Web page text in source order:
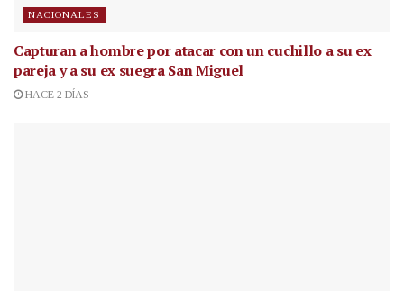
NACIONALES
Capturan a hombre por atacar con un cuchillo a su ex
pareja y a su ex suegra San Miguel
HACE 2 DÍAS